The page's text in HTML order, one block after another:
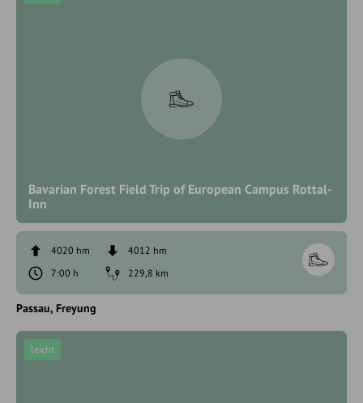
Bavarian Forest Field Trip of European Campus Rottal-
Inn
4020 hm
4012 hm
7:00 h
229,8 km
Passau Freyung
leicht